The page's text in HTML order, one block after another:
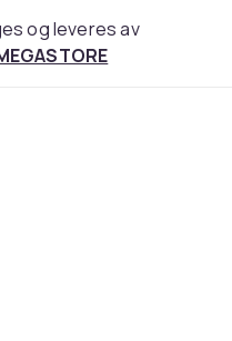
og leveres av